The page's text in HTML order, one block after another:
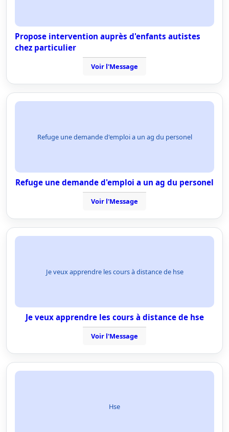
Propose intervention auprès d'enfants autistes
chez particulier
Voir l'Message
Refuge une demande d'emploi a un ag du personel
Refuge une demande d'emploi a un ag du personel
Voir l'Message
Je veux apprendre les cours à distance de hse
Je veux apprendre les cours à distance de hse
Voir l'Message
Hse